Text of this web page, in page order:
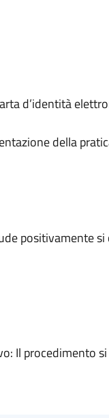
d’identità
della
positivamente
Il procedimento